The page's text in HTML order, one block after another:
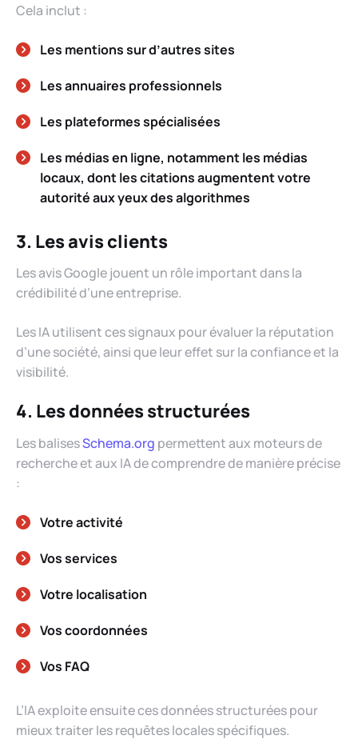
Cela inclut :
Les mentions sur d’autres sites
Les annuaires professionnels
Les plateformes spécialisées
Les médias en ligne, notamment les médias
locaux, dont les citations augmentent votre
autorité aux yeux des algorithmes
3. Les avis clients
Les avis Google jouent un rôle important dans la
crédibilité d’une entreprise.
Les IA utilisent ces signaux pour évaluer la réputation
d’une société, ainsi que leur effet sur la confiance et la
visibilité.
4. Les données structurées
Les balisesSchema.org permettent aux moteurs de
recherche et aux IA de comprendre de manière précise
:
Votre activité
Vos services
Votre localisation
Vos coordonnées
Vos FAQ
L’IA exploite ensuite ces données structurées pour
mieux traiter les requêtes locales spécifiques.